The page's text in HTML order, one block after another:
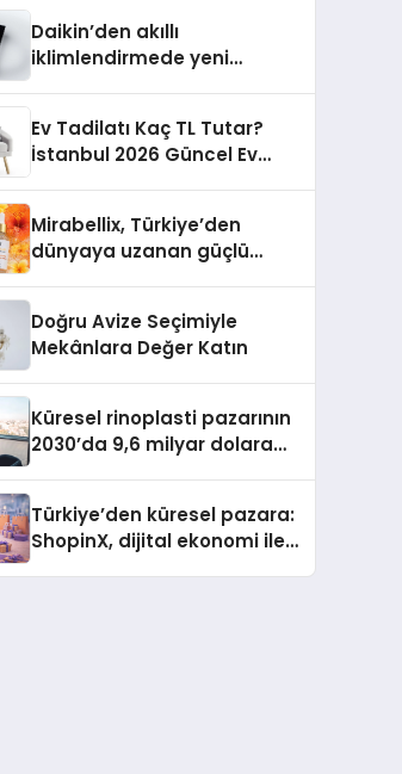
Daikin’den akıllı
iklimlendirmede yeni
Ev Tadilatı Kaç TL Tutar?
İstanbul 2026 Güncel Ev
Mirabellix, Türkiye’den
dünyaya uzanan güçlü
Doğru Avize Seçimiyle
Mekânlara Değer Katın
Küresel rinoplasti pazarının
2030’da 9,6 milyar dolara
Türkiye’den küresel pazara:
ShopinX, dijital ekonomi ile